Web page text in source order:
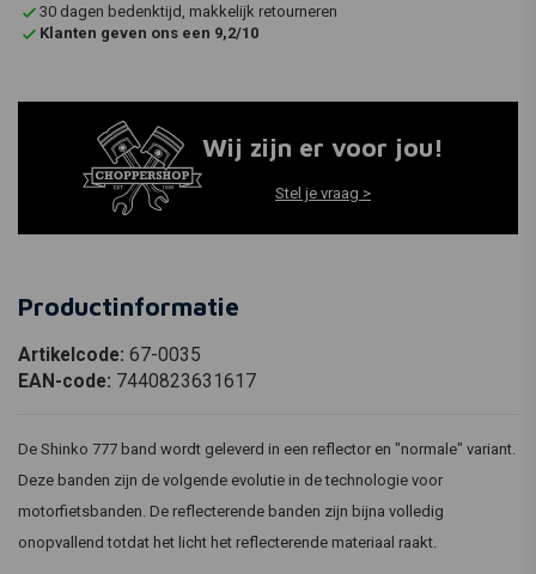
30 dagen bedenktijd, makkelijk retourneren
Klanten geven ons een 9,2/10
Wij zijn er voor jou!
Stel je vraag >
Productinformatie
Artikelcode: 67-0035
EAN-code: 7440823631617
De Shinko 777 band wordt geleverd in een reflector en "normale" variant.
Deze banden zijn de volgende evolutie in de technologie voor
motorfietsbanden. De reflecterende banden zijn bijna volledig
onopvallend totdat het licht het reflecterende materiaal raakt.